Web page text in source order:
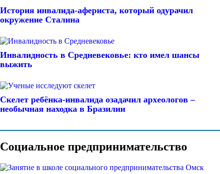
История инвалида-афериста, который одурачил
окружение Сталина
Инвалидность в Средневековье: кто имел шансы
выжить
Скелет ребёнка-инвалида озадачил археологов –
необычная находка в Бразилии
Социальное предпринимательство